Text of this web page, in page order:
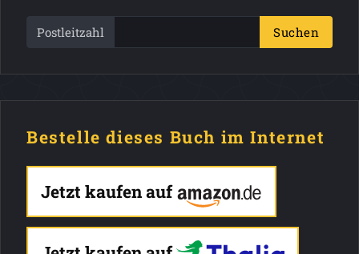
Postleitzahl Suchen
Bestelle dieses Buch im Internet
Jetzt kaufen auf